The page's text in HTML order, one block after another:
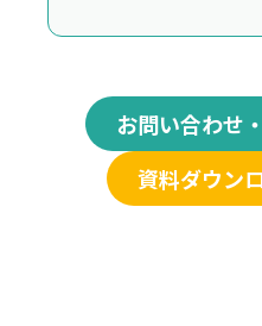
お問い合わせ
資料ダウン